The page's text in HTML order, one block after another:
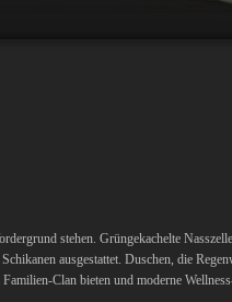
stehen. Grüngekachelte
ausgestattet. Duschen, die
Clan bieten und moderne